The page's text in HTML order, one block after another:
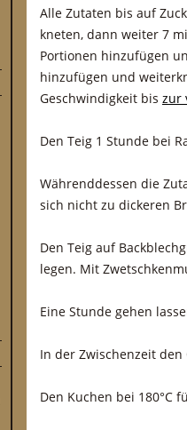
Alle Zutaten bis auf
kneten, dann weiter 7
Portionen hinzufügen
hinzufügen und
Geschwindigkeit bis zur
Den Teig 1 Stunde bei
Währenddessen die
sich nicht zu dickeren
Den Teig auf
legen. Mit
Eine Stunde gehen
In der Zwischenzeit den
Den Kuchen bei 180°C